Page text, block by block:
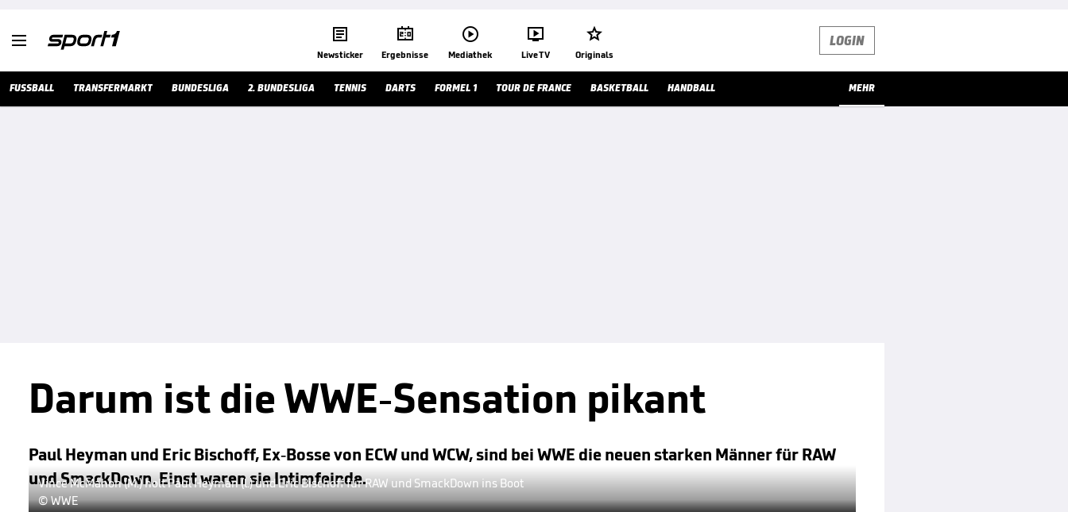
 
Newsticker

Ergebnisse

Mediathek

Live TV

Originals
LOGIN
FUSSBALL TRANSFERMARKT BUNDESLIGA 2. BUNDESLIGA TENNIS DARTS FORMEL 1 TOUR DE FRANCE BASKETBALL HANDBALL MEHR
Darum ist die WWE-Sensation pikant
Paul Heyman und Eric Bischoff, Ex-Bosse von ECW und WCW, sind bei WWE die neuen starken Männer für RAW
und SmackDown. Einst waren sie Intimfeinde.
Vince McMahon (M.) holt Paul Heyman (l.) und Eric Bischoff für RAW und SmackDown ins Boot
© WWE